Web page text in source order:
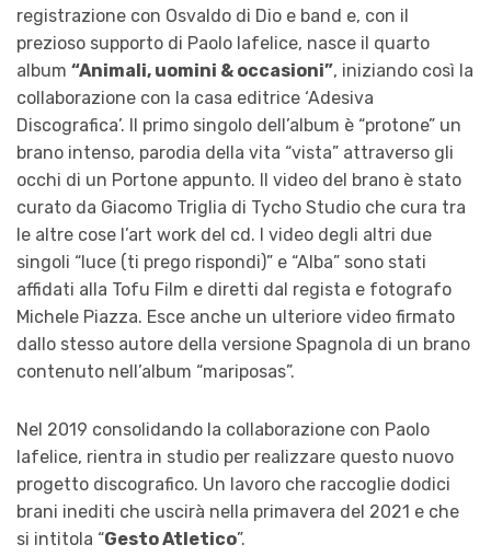
registrazione con Osvaldo di Dio e band e, con il
prezioso supporto di Paolo Iafelice, nasce il quarto
album “Animali, uomini & occasioni”, iniziando così la
collaborazione con la casa editrice ‘Adesiva
Discografica’. Il primo singolo dell’album è “protone” un
brano intenso, parodia della vita “vista” attraverso gli
occhi di un Portone appunto. Il video del brano è stato
curato da Giacomo Triglia di Tycho Studio che cura tra
le altre cose l’art work del cd. I video degli altri due
singoli “luce (ti prego rispondi)” e “Alba” sono stati
affidati alla Tofu Film e diretti dal regista e fotografo
Michele Piazza. Esce anche un ulteriore video firmato
dallo stesso autore della versione Spagnola di un brano
contenuto nell’album “mariposas”.
Nel 2019 consolidando la collaborazione con Paolo
Iafelice, rientra in studio per realizzare questo nuovo
progetto discografico. Un lavoro che raccoglie dodici
brani inediti che uscirà nella primavera del 2021 e che
si intitola “Gesto Atletico”.